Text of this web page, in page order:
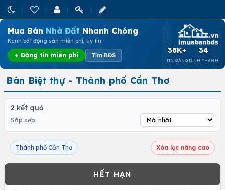
Mua Bán Nhà Đất Nhanh Chóng
Kênh bất động sản miễn phí, uy tín
+ Đăng tin miễn phí Tìm BĐS
38K+
TIN ĐĂNG
34
TỈNH THÀNH
Bán Biệt thự - Thành phố Cần Thơ
2 kết quả
Sắp xếp:
Thành phố Cần Thơ Xóa lọc nâng cao